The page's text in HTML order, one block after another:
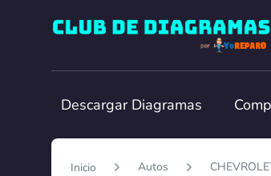
Club de Diagramas
Descargar Diagramas
Inicio Autos